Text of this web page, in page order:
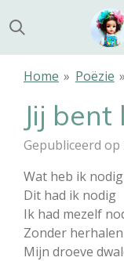
direct
naar
Home » Poëzie »
Jij bent
Gepubliceerd op
Wat heb ik nodig
Dit had ik nodig
Ik had mezelf
Zonder herhalen
Mijn droeve